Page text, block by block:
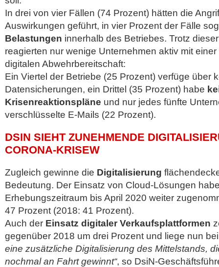
In drei von vier Fällen (74 Prozent) hätten die
Auswirkungen geführt, in vier Prozent der Fälle
Belastungen innerhalb des Betriebes. Trotz
reagierten nur wenige Unternehmen aktiv mit
digitalen Abwehrbereitschaft:
Ein Viertel der Betriebe (25 Prozent) verfüge über
Datensicherungen, ein Drittel (35 Prozent) habe
Krisenreaktionspläne und nur jedes fünfte
verschlüsselte E-Mails (22 Prozent).
DSIN SIEHT ZUNEHMENDE
CORONA-KRISEW
Zugleich gewinne die Digitalisierung
Bedeutung. Der Einsatz von Cloud-Lösungen
Erhebungszeitraum bis April 2020 weiter
47 Prozent (2018: 41 Prozent).
Auch der Einsatz digitaler Verkaufsplattformen
gegenüber 2018 um drei Prozent und liege nun
eine zusätzliche Digitalisierung des Mittelstands,
nochmal an Fahrt gewinnt“, so DsiN-